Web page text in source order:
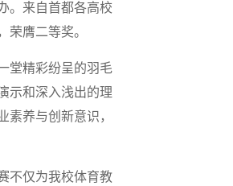
。来自首都各高校
膺二等奖。
堂精彩纷呈的羽毛
示和深入浅出的理
养与创新意识，
不仅为我校体育教